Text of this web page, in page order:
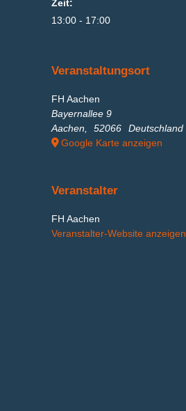
Zeit:
13:00 - 17:00
Veranstaltungsort
FH Aachen
Bayernallee 9
Aachen
52066
Deutschland
Google Karte anzeigen
Veranstalter
FH Aachen
Veranstalter-Website anzeigen